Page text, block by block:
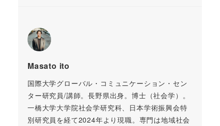
Masato ito
国際大学グローバル・コミュニケーション・セン
ター研究員/講師。長野県出身。博士（社会学）。
一橋大学大学院社会学研究科、日本学術振興会特
別研究員を経て2024年より現職。専門は地域社会